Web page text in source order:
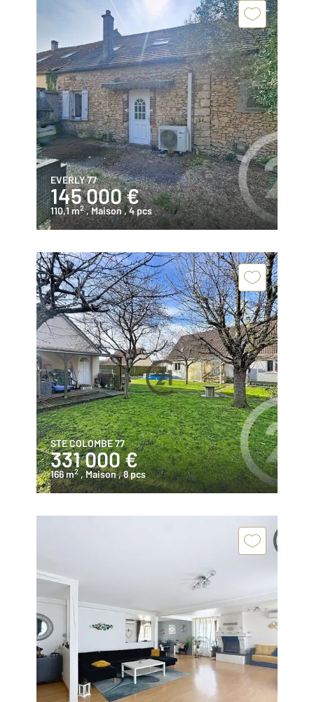
EVERLY 77
145 000 €
110,1 m2 , Maison, 4 pcs
STE COLOMBE 77
331 000 €
166 m2 , Maison, 8 pcs